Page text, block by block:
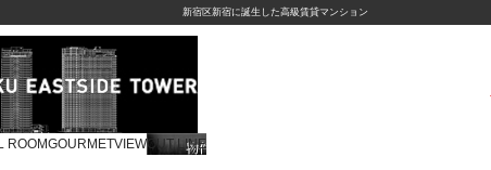
新宿区新宿に誕生した高級賃貸マンション
ROOMGOURMETVIEWOUT LINE